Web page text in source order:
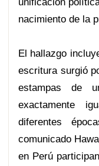
nacimiento de la
El hallazgo
escritura surgió
estampas de
exactamente
diferentes
comunicado
en Perú